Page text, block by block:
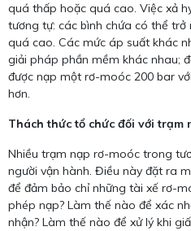
quá thấp hoặc quá cao. Việc xả
tương tự: các bình chứa có thể
quá cao. Các mức áp suất khác
giải pháp phần mềm khác nhau;
được nạp một rơ-moóc 200 bar
hơn.
Thách thức tổ chức đối với trạm
Nhiều trạm nạp rơ-moóc trong
người vận hành. Điều này đặt ra
để đảm bảo chỉ những tài xế rơ-
phép nạp? Làm thế nào để xác
nhận? Làm thế nào để xử lý khi